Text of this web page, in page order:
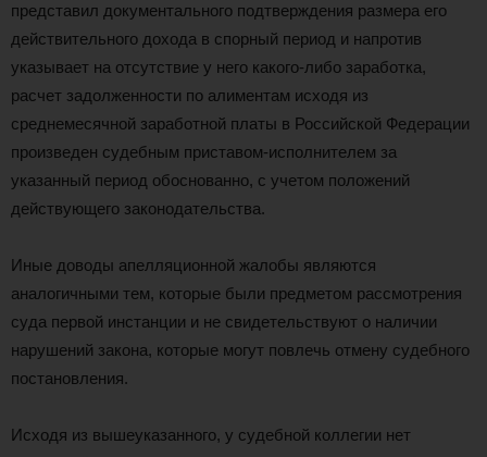
представил документального подтверждения размера его
действительного дохода в спорный период и напротив
указывает на отсутствие у него какого-либо заработка,
расчет задолженности по алиментам исходя из
среднемесячной заработной платы в Российской Федерации
произведен судебным приставом-исполнителем за
указанный период обоснованно, с учетом положений
действующего законодательства.
Иные доводы апелляционной жалобы являются
аналогичными тем, которые были предметом рассмотрения
суда первой инстанции и не свидетельствуют о наличии
нарушений закона, которые могут повлечь отмену судебного
постановления.
Исходя из вышеуказанного, у судебной коллегии нет